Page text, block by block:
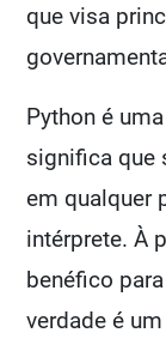
que visa
Python é
significa que
em qualquer
intérprete. À
benéfico
verdade é